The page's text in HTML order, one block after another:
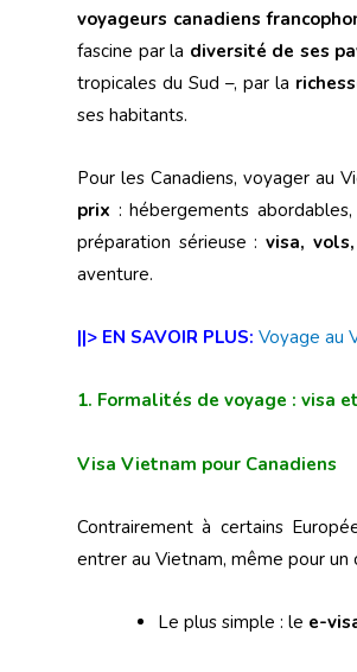
voyageurs canadiens
fascine par la diversité de ses
tropicales du Sud –, par la
ses habitants.
Pour les Canadiens, voyager au
prix : hébergements
préparation sérieuse :visa,
aventure.
||> EN SAVOIR PLUS: Voyage au
1. Formalités de voyage : visa
Visa Vietnam pour Canadiens
Contrairement à certains
entrer au Vietnam, même pour un
Le plus simple : le e-